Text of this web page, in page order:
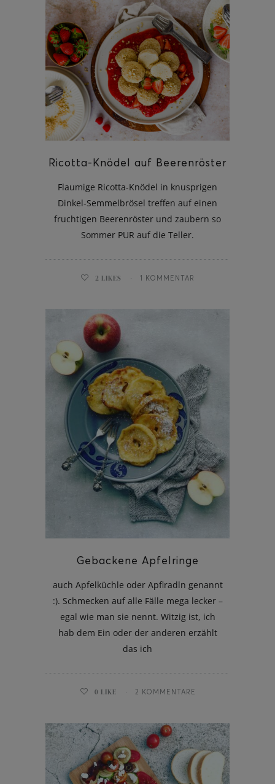
Ricotta-Knödel auf Beerenröster
Flaumige Ricotta-Knödel in knusprigen
Dinkel-Semmelbrösel treffen auf einen
fruchtigen Beerenröster und zaubern so
Sommer PUR auf die Teller.
2 LIKES 1 KOMMENTAR
Gebackene Apfelringe
auch Apfelküchle oder Apflradln genannt
:). Schmecken auf alle Fälle mega lecker –
egal wie man sie nennt. Witzig ist, ich
hab dem Ein oder der anderen erzählt
das ich
0 LIKE 2 KOMMENTARE